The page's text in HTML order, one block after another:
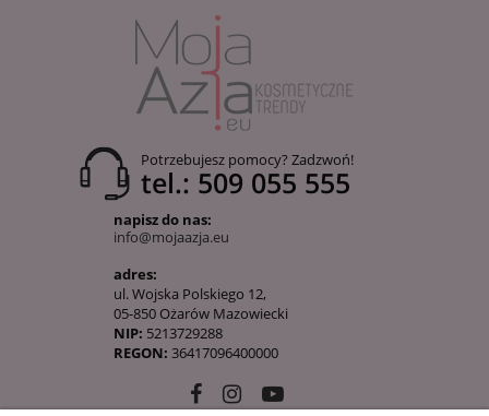
Potrzebujesz pomocy? Zadzwoń!
tel.: 509 055 555
napisz do nas:
info@mojaazja.eu
adres:
ul. Wojska Polskiego 12,
05-850 Ożarów Mazowiecki
NIP: 5213729288
REGON: 36417096400000